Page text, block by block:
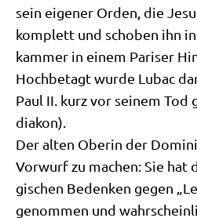
sein eige­ner Orden, die
kom­plett und scho­ben ihn
kam­mer in einem Pari­ser
Hoch­be­tagt wur­de Lubac
Paul II. kurz vor sei­nem
dia­kon).
Der alten Obe­rin der
Vor­wurf zu machen: Sie
gi­schen Beden­ken gegen
genom­men und